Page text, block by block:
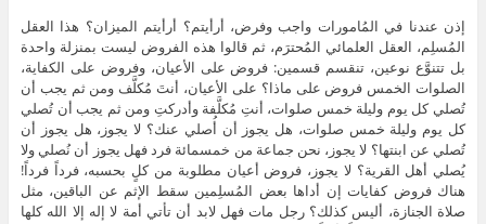
إذن عندنا في المُامورات واجب وفرض، أرأيتم؟ أرأيتم الميزان؟ هذا العقل
المُسلِم، العقل العلمائي المُحترَم، ثم قالوا هذه الفروض ليست بمنزلة واحدة
بل تتنوَّع نوعين، تنقسم قسمين: فروض على الأعيان، وفروض على الكفاية،
الصلوات الخمس فروض على ماذا؟ على الأعيان، أنتَ مُكلَّف ومن ثم يجب أن
تُصلي كل يوم وليلة خمس صلوات، أنتِ مُكلَّفة وأدركتِ ومن ثم يجب أن تُصلي
كل يوم وليلة خمس صلوات، هل يجوز أن أُصلي عنك؟ لا يجوز، هل يجوز أن
تُصلي عن ابنتها؟ لا يجوز، نحن جماعة من خمسمائة فرد فهل يجوز أن نُصلي ولا
يُصلي أهل القرية؟ لا يجوز، فروض أعيان مطلوبة من كلٍ بحسبه، فرداً فرداً!
هناك فروض كفايات إن أداها بعض المُسلِمين سقط الإثم عن الباقين، مثل
صلاة الجنازة، أليس كذلك؟ رجل مات فهل لابد أن تأتي أمة لا إله إلا الله كلها